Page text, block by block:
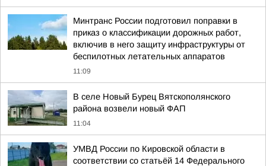
Минтранс России подготовил поправки в
приказ о классификации дорожных работ,
включив в него защиту инфраструктуры от
беспилотных летательных аппаратов
11:09
В селе Новый Бурец Вятскополянского
района возвели новый ФАП
11:04
УМВД России по Кировской области в
соответствии со статьёй 14 Федерального